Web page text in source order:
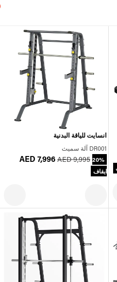
انسايت للياقة البدنية
DR001 آلة سميث
AED 7,996 AED 9,995 20%
ايقاف